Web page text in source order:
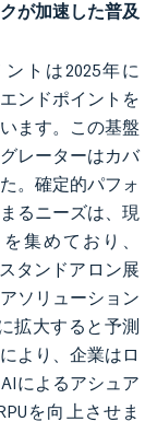
が加速した普及
トは2025年に
ンドポイントを
ます。この基盤
レーターはカバ
。確定的パフォ
るニーズは、現
集めており、
タンドアロン展
ソリューション
拡大すると予測
より、企業はロ
によるアシュア
を向上させま